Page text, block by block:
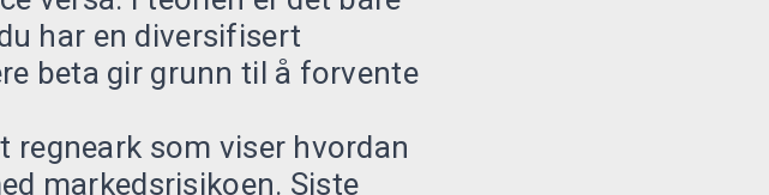
har en diversifisert
beta gir grunn til å forvente
regneark som viser hvordan
markedsrisikoen. Siste